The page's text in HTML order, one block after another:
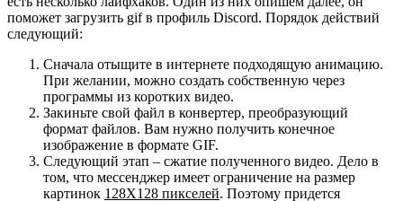
поможет загрузить gif в профиль Discord. Порядок действий
следующий:
Сначала отыщите в интернете подходящую анимацию.
При желании, можно создать собственную через
программы из коротких видео.
Закиньте свой файл в конвертер, преобразующий
формат файлов. Вам нужно получить конечное
изображение в формате GIF.
Следующий этап – сжатие полученного видео. Дело в
том, что мессенджер имеет ограничение на размер
картинок 128Х128 пикселей. Поэтому придется